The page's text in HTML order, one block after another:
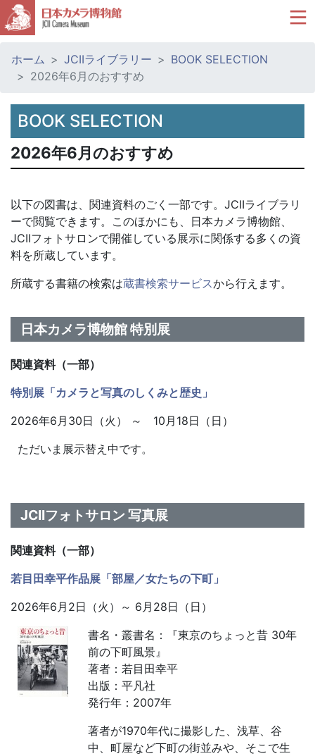
ホーム JCIIライブラリー
BOOK SELECTION
2026年6月のおすすめ
BOOK SELECTION
2026年6月のおすすめ
以下の図書は、関連資料のごく一部です。JCIIライブラリ
ーで閲覧できます。このほかにも、日本カメラ博物館、
JCIIフォトサロンで開催している展示に関係する多くの資
料を所蔵しています。
所蔵する書籍の検索は蔵書検索サービスから行えます。
日本カメラ博物館 特別展
関連資料（一部）
特別展「カメラと写真のしくみと歴史」
2026年6月30日（火） ～ 10月18日（日）
ただいま展示替え中です。
JCIIフォトサロン 写真展
関連資料（一部）
若目田幸平作品展「部屋／女たちの下町」
2026年6月2日（火）～ 6月28日（日）
書名・叢書名：『東京のちょっと昔 30年
前の下町風景』
著者：若目田幸平
出版：平凡社
発行年：2007年
著者が1970年代に撮影した、浅草、谷
中、町屋など下町の街並みや、そこで生